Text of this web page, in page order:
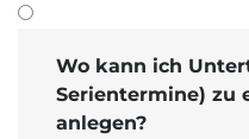
Wo kann ich
Serientermine) zu
anlegen?